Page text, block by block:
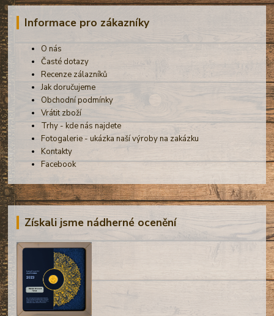
Informace pro zákazníky
O nás
Časté dotazy
Recenze zálazníků
Jak doručujeme
Obchodní podmínky
Vrátit zboží
Trhy - kde nás najdete
Fotogalerie - ukázka naší výroby na zakázku
Kontakty
Facebook
Získali jsme nádherné ocenění